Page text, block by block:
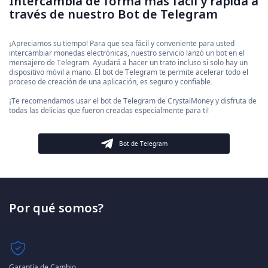
través de nuestro Bot de Telegram
¡Apreciamos su tiempo! Para que sea fácil y conveniente para usted
intercambiar monedas electrónicas, nuestro servicio lanzó un bot en el
mensajero de Telegram. Ayudará a hacer un trato incluso si solo hay un
dispositivo móvil a mano. El bot de Telegram te permite acelerar todo el
proceso de creación de una aplicación, es seguro y confiable.
¡Te recomendamos usar el bot de Telegram de CrystalMoney y disfruta de
todas las delicias que fueron creadas especialmente para ti!
Bot de Telegram
Por qué somos?